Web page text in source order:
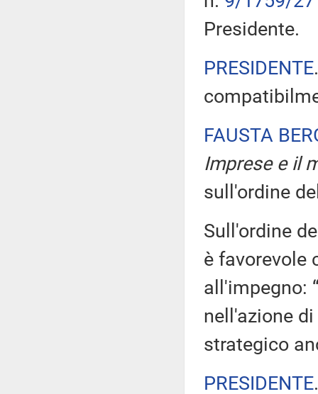
Presidente.
PRESIDENTE
FAUSTA
Imprese e il
sull'ordine
Sull'ordine
è favorevole
all'impegno:
nell'azione
strategico
PRESIDENTE